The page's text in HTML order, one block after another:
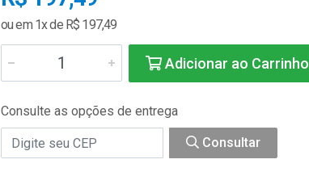
ou em 1x de R$ 197,49
Adicionar ao Carrinho
Consulte as opções de entrega
Consultar